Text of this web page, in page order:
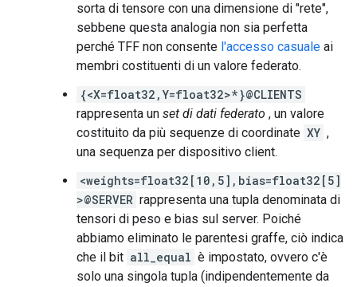
sorta di tensore con una dimensione di "rete",
sebbene questa analogia non sia perfetta
perché TFF non consente l'accesso casuale ai
membri costituenti di un valore federato.
{<X=float32,Y=float32>*}@CLIENTS
rappresenta un set di dati federato , un valore
costituito da più sequenze di coordinate XY ,
una sequenza per dispositivo client.
<weights=float32[10,5],bias=float32[5]
>@SERVER rappresenta una tupla denominata di
tensori di peso e bias sul server. Poiché
abbiamo eliminato le parentesi graffe, ciò indica
che il bit all_equal è impostato, ovvero c'è
solo una singola tupla (indipendentemente da